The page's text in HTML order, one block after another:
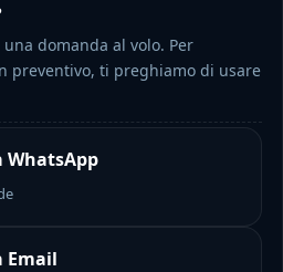
domanda al volo. Per
preventivo, ti preghiamo di usare
WhatsApp
Email